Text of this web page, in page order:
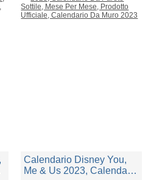
Calendario Disney You,
Me & Us 2023, Calendario